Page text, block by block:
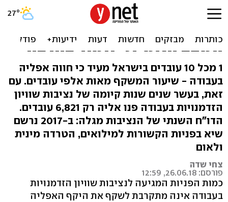
שיא בפניות עובדים שהופלו
על רקע מילואים ולאום - אך
המצב האמיתי חמור בהרבה
1 מכל 10 עובדים בישראל מעיד כי חווה אפליה
בעבודה - שיעור המשקף מאות אלפי עובדים. עם
זאת, בעשר שנים שנות קיומה של נציבות שוויון
הזדמנויות בעבודה פנו אליה רק 6,821 עובדים.
הדו"ח השנתי של הנציבות מגלה: ב-2017 נרשם
שיא בפניות הקשורות למילואים, הטרדה מינית
ולאום
צחי שדה
פורסם: 26.06.18, 12:59
כמות הפניות המגיעה לנציבות שוויון הזדמנויות
בעבודה אינה מתקרבת לשקף את היקף האפליה